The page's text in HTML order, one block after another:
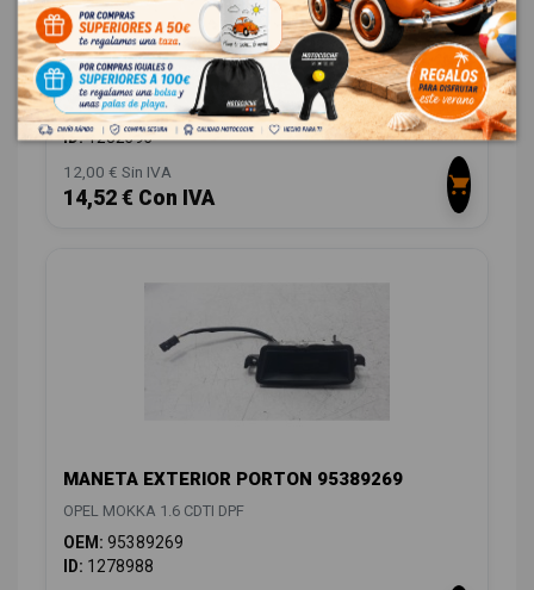
SENSOR DE APARCAMIENTO 13326235
OPEL MOKKA 1.6 CDTI DPF
OEM:13326235
ID:1282393
12,00 € Sin IVA
14,52 € Con IVA
MANETA EXTERIOR PORTON 95389269
OPEL MOKKA 1.6 CDTI DPF
OEM: 95389269
ID: 1278988